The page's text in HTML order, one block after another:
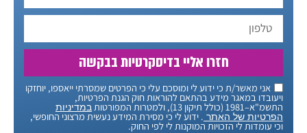
אני מאשר/ת כי ידוע לי ומוסכם עלי כי הפרטים שמסרתי ייאספו, יוחזקו
ויעובדו במאגר מידע בהתאם להוראות חוק הגנת הפרטיות,
התשמ"א–1981 (כולל תיקון 13), ולמטרות המפורטות
במדיניות
הפרטיות של האתר . ידוע לי כי מסירת המידע נעשית מרצוני החופשי,
וכי עומדות לי הזכויות המוקנות לי לפי החוק.
חזרו אליי בדיסקרטיות בבקשה